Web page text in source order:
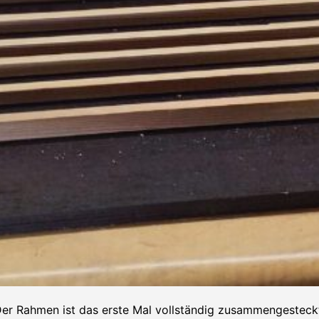
Rahmen ist das erste Mal vollständig